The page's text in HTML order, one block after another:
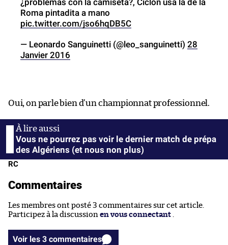
¿problemas con la camiseta?, Ciclón usa la de la
Roma pintadita a mano
pic.twitter.com/jso6hqDB5C
— Leonardo Sanguinetti (@leo_sanguinetti) 28
Janvier 2016
Oui, on parle bien d’un championnat professionnel.
Vous ne pourrez pas voir le dernier match de prépa
des Algériens (et nous non plus)
RC
Commentaires
Les membres ont posté 3 commentaires sur cet article.
Participez à la discussion en vous connectant .
Voir les 3 commentaires